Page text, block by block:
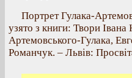
Портрет Гулака-
узято з книги: Твори Івана
Артемовського-Гулака,
Романчук. – Львів: